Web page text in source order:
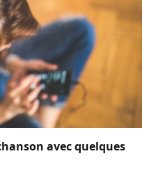
avec quelques